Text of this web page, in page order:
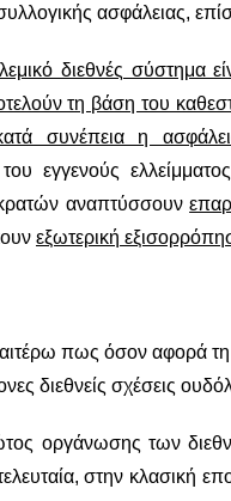
ασφάλειας,
διεθνές σύστημα
τη βάση του
συνέπεια η
εγγενούς
κρατών αναπτύσσουν
εξωτερική
πως όσον αφορά
διεθνείς σχέσεις
οργάνωσης των
στην